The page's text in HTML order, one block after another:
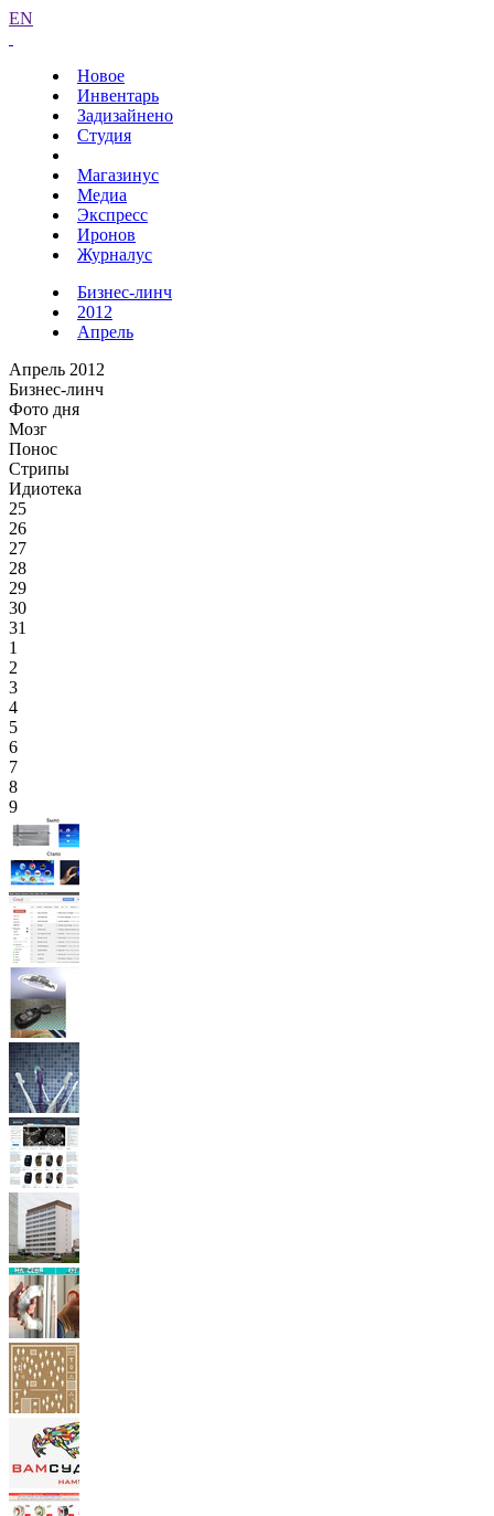
EN
Новое
Инвентарь
Задизайнено
Студия
Магазинус
Медиа
Экспресс
Иронов
Журналус
Бизнес-линч
2012
Апрель
Апрель 2012
Бизнес-линч
Фото дня
Мозг
Понос
Стрипы
Идиотека
25
26
27
28
29
30
31
1
2
3
4
5
6
7
8
9